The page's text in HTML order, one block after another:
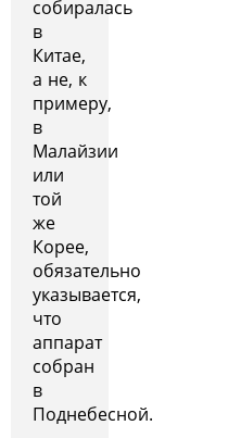
собиралась
в
Китае,
а не, к
примеру,
в
Малайзии
или
той
же
Корее,
обязательно
указывается,
что
аппарат
собран
в
Поднебесной.